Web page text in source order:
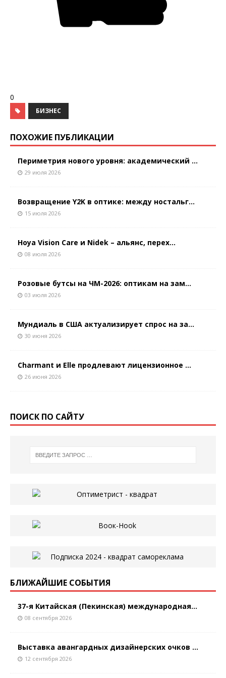
0
БИЗНЕС
ПОХОЖИЕ ПУБЛИКАЦИИ
Периметрия нового уровня: академический ...
29 июля 2026
Возвращение Y2K в оптике: между ностальг...
15 июля 2026
Hoya Vision Care и Nidek – альянс, перех...
08 июля 2026
Розовые бутсы на ЧМ-2026: оптикам на зам...
03 июля 2026
Мундиаль в США актуализирует спрос на за...
30 июня 2026
Charmant и Elle продлевают лицензионное ...
26 июня 2026
ПОИСК ПО САЙТУ
БЛИЖАЙШИЕ СОБЫТИЯ
37-я Китайская (Пекинская) международная...
08 сентября 2026
Выставка авангардных дизайнерских очков ...
12 сентября 2026